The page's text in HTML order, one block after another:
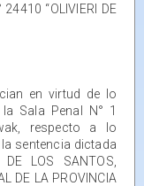
24410 “OLIVIERI DE
en virtud de lo
Sala Penal N° 1
respecto a lo
sentencia dictada
LOS SANTOS,
DE LA PROVINCIA